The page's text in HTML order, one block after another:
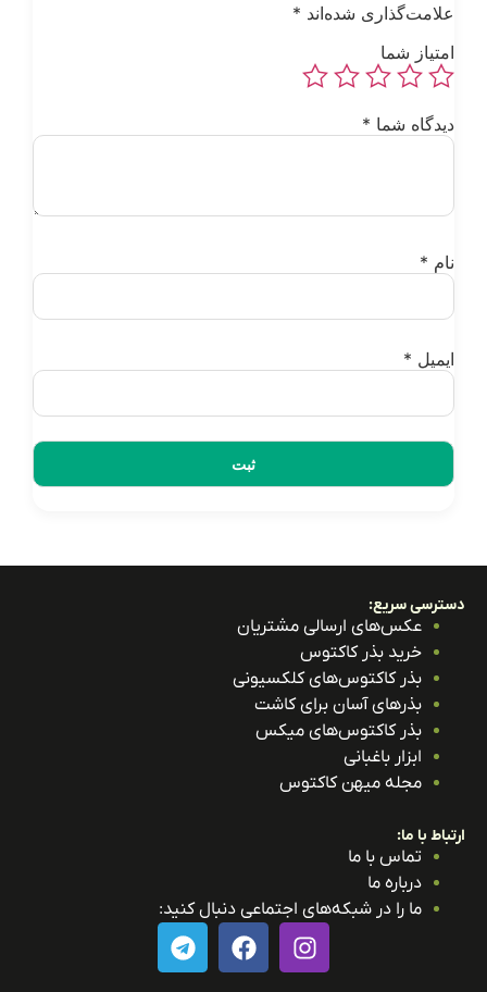
شده‌اند*
شما
شما *
*
سریع:
عکس‌های ارسالی مشتریان
خرید بذر کاکتوس
بذر کاکتوس‌های کلکسیونی
بذرهای آسان برای کاشت
بذر کاکتوس‌های میکس
ابزار باغبانی
مجله میهن کاکتوس
با ما:
تماس با ما
درباره ما
ما را در شبکه‌های اجتماعی دنبال کنید: